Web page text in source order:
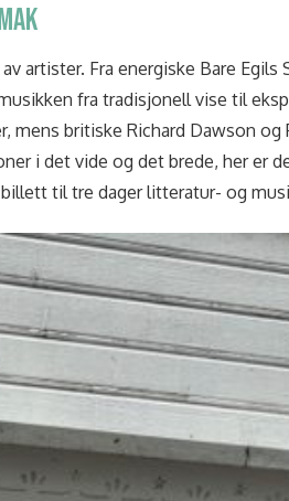
artister. Fra energiske Bare Egils
fra tradisjonell vise til
mens britiske Richard Dawson
i det vide og det brede, her er
til tre dager litteratur- og